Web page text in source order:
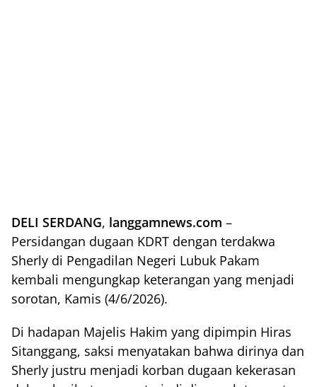
DELI SERDANG, langgamnews.com –
Persidangan dugaan KDRT dengan terdakwa
Sherly di Pengadilan Negeri Lubuk Pakam
kembali mengungkap keterangan yang menjadi
sorotan, Kamis (4/6/2026).
Di hadapan Majelis Hakim yang dipimpin Hiras
Sitanggang, saksi menyatakan bahwa dirinya dan
Sherly justru menjadi korban dugaan kekerasan